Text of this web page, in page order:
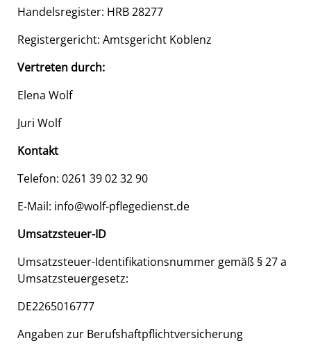
Handelsregister: HRB 28277
Registergericht: Amtsgericht Koblenz
Vertreten durch:
Elena Wolf
Juri Wolf
Kontakt
Telefon: 0261 39 02 32 90
E-Mail: info@wolf-pflegedienst.de
Umsatzsteuer-ID
Umsatzsteuer-Identifikationsnummer gemäß § 27 a
Umsatzsteuergesetz:
DE2265016777
Angaben zur Berufshaftpflichtversicherung